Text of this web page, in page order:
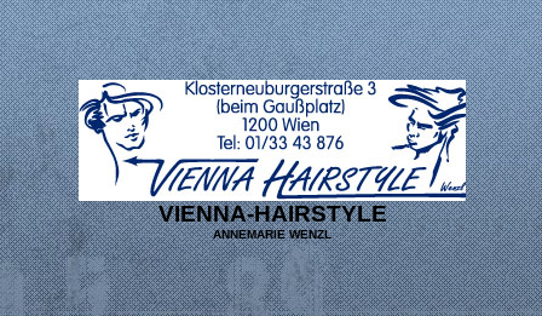
VIENNA-HAIRSTYLE
ANNEMARIE WENZL